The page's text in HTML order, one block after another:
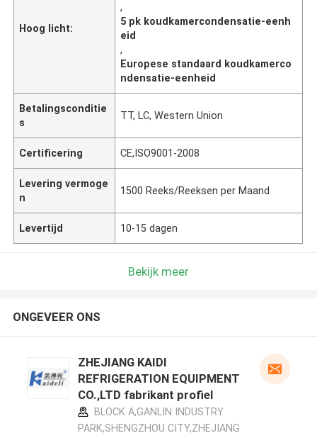
Hoog licht:
,
5 pk koudkamercondensatie-eenh
eid
,
Europese standaard koudkamerco
ndensatie-eenheid
Betalingsconditie
s
TT, LC, Western Union
Certificering CE,ISO9001-2008
Levering vermoge
n
1500 Reeks/Reeksen per Maand
Levertijd 10-15 dagen
Bekijk meer
ONGEVEER ONS
ZHEJIANG KAIDI
REFRIGERATION EQUIPMENT
CO.,LTD fabrikant profiel
BLOCK A,GANLIN INDUSTRY
PARK,SHENGZHOU CITY,ZHEJIANG